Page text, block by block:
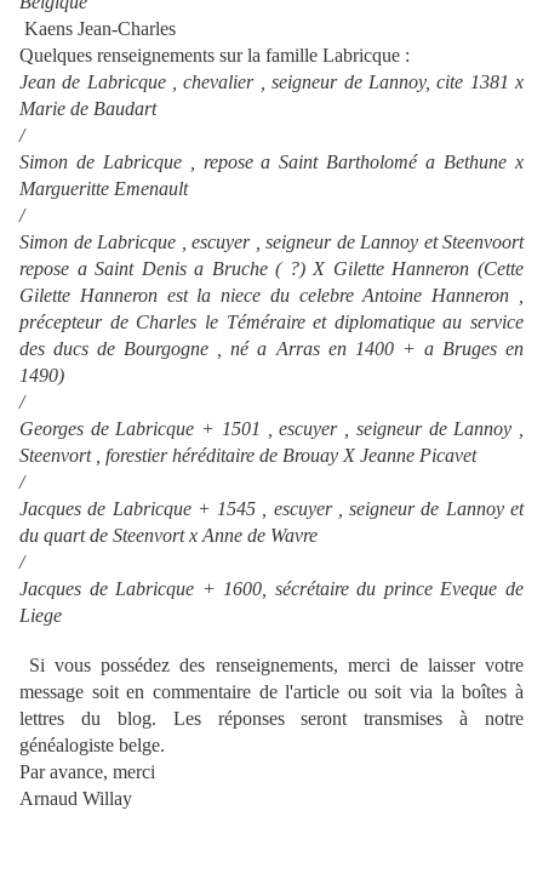
Kaens Jean-Charles
Quelques renseignements sur la famille Labricque :
Jean de Labricque , chevalier , seigneur de Lannoy, cite 1381 x
Marie de Baudart
/
Simon de Labricque , repose a Saint Bartholomé a Bethune x
Margueritte Emenault
/
Simon de Labricque , escuyer , seigneur de Lannoy et Steenvoort
repose a Saint Denis a Bruche ( ?) X Gilette Hanneron (Cette
Gilette Hanneron est la niece du celebre Antoine Hanneron ,
précepteur de Charles le Téméraire et diplomatique au service
des ducs de Bourgogne , né a Arras en 1400 + a Bruges en
1490)
/
Georges de Labricque + 1501 , escuyer , seigneur de Lannoy ,
Steenvort , forestier héréditaire de Brouay X Jeanne Picavet
/
Jacques de Labricque + 1545 , escuyer , seigneur de Lannoy et
du quart de Steenvort x Anne de Wavre
/
Jacques de Labricque + 1600, sécrétaire du prince Eveque de
Liege
Si vous possédez des renseignements, merci de laisser votre
message soit en commentaire de l'article ou soit via la boîtes à
lettres du blog. Les réponses seront transmises à notre
généalogiste belge.
Par avance, merci
Arnaud Willay